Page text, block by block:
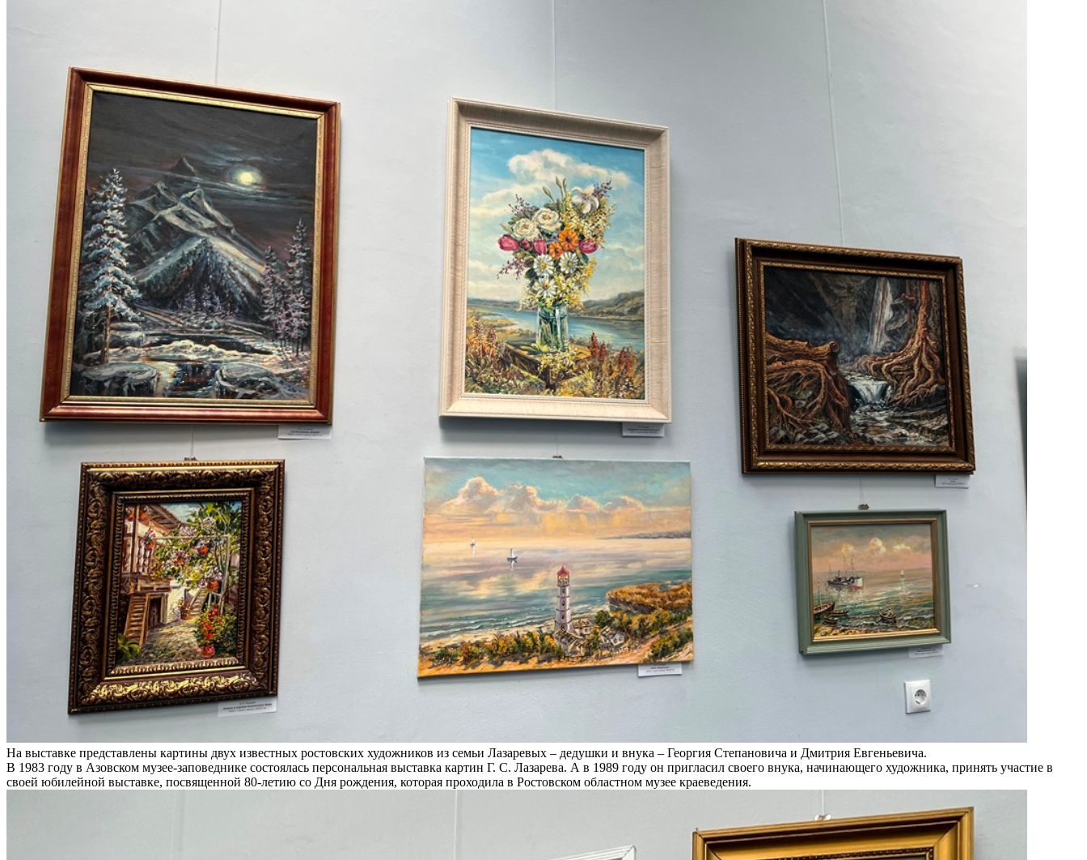
На выставке представлены картины двух известных ростовских художников из семьи Лазаревых – дедушки и внука – Георгия Степановича и Дмитрия Евгеньевича.
В 1983 году в Азовском музее-заповеднике состоялась персональная выставка картин Г. С. Лазарева. А в 1989 году он пригласил своего внука, начинающего художника, принять участие в
своей юбилейной выставке, посвященной 80-летию со Дня рождения, которая проходила в Ростовском областном музее краеведения.